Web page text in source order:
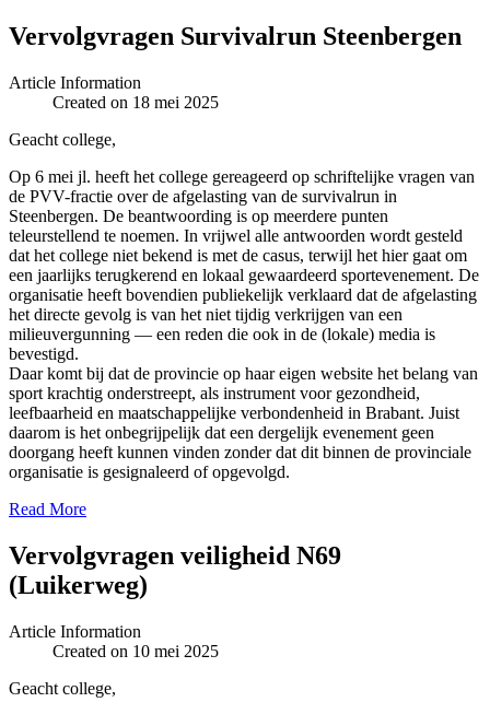
Vervolgvragen Survivalrun Steenbergen
Article Information
Created on 18 mei 2025
Geacht college,
Op 6 mei jl. heeft het college gereageerd op schriftelijke vragen van
de PVV-fractie over de afgelasting van de survivalrun in
Steenbergen. De beantwoording is op meerdere punten
teleurstellend te noemen. In vrijwel alle antwoorden wordt gesteld
dat het college niet bekend is met de casus, terwijl het hier gaat om
een jaarlijks terugkerend en lokaal gewaardeerd sportevenement. De
organisatie heeft bovendien publiekelijk verklaard dat de afgelasting
het directe gevolg is van het niet tijdig verkrijgen van een
milieuvergunning — een reden die ook in de (lokale) media is
bevestigd.
Daar komt bij dat de provincie op haar eigen website het belang van
sport krachtig onderstreept, als instrument voor gezondheid,
leefbaarheid en maatschappelijke verbondenheid in Brabant. Juist
daarom is het onbegrijpelijk dat een dergelijk evenement geen
doorgang heeft kunnen vinden zonder dat dit binnen de provinciale
organisatie is gesignaleerd of opgevolgd.
Read More
Vervolgvragen veiligheid N69
(Luikerweg)
Article Information
Created on 10 mei 2025
Geacht college,